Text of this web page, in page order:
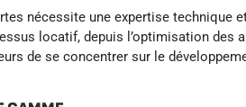
nécessite une expertise
locatif, depuis l’optimisation
de se concentrer sur le